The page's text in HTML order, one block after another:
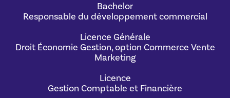
Bachelor
Responsable du développement commercial
Licence Générale
Droit Économie Gestion, option Commerce Vente
Marketing
Licence
Gestion Comptable et Financière